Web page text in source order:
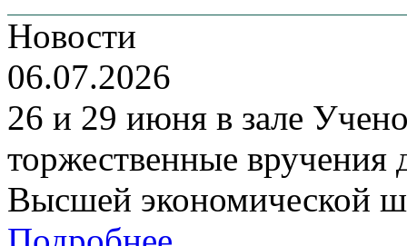
Новости
06.07.2026
26 и 29 июня в зале
торжественные
Высшей экономической